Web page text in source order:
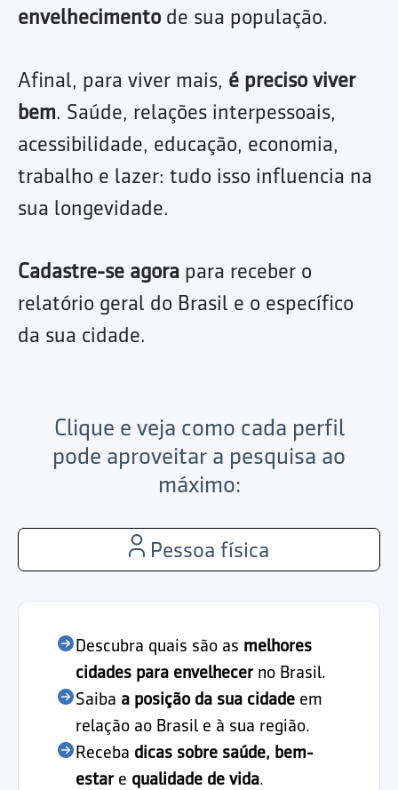
envelhecimento de sua população.
Afinal, para viver mais, é preciso viver
bem. Saúde, relações interpessoais,
acessibilidade, educação, economia,
trabalho e lazer: tudo isso influencia na
sua longevidade.
Cadastre-se agora para receber o
relatório geral do Brasil e o específico
da sua cidade.
Clique e veja como cada perfil
pode aproveitar a pesquisa ao
máximo:
Pessoa física
Descubra quais são as melhores
cidades para envelhecerno Brasil.
Saiba a posição da sua cidade em
relação ao Brasil e à sua região.
Receba dicas sobre saúde, bem-
estare qualidade de vida.